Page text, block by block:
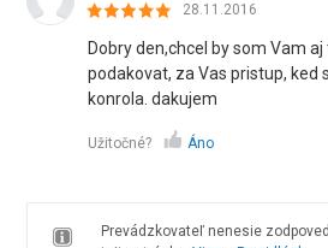
28.11.2016
Dobry den,chcel by som Vam
podakovat, za Vas pristup, ked
konrola. dakujem
Užitočné? Áno
Prevádzkovateľ nenesie